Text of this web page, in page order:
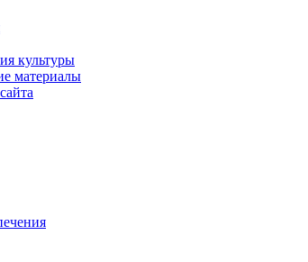
культуры
материалы